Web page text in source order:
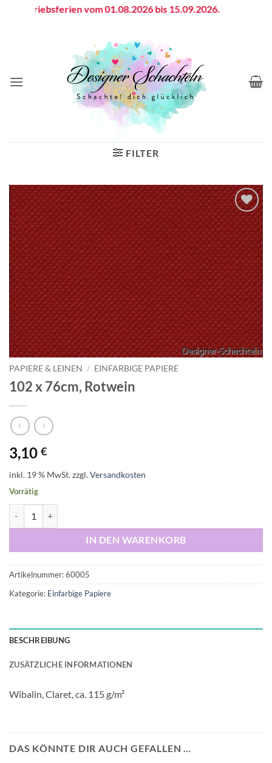
Betriebsferien vom 01.08.2026 bis 15.09.2026.
FILTER
Auf die
Wunschliste
PAPIERE & LEINEN / EINFARBIGE PAPIERE
102 x 76cm, Rotwein
3,10 €
inkl. 19 % MwSt.zzgl.Versandkosten
Vorrätig
IN DEN WARENKORB
Artikelnummer:60005
Kategorie: Einfarbige Papiere
BESCHREIBUNG
ZUSÄTZLICHE INFORMATIONEN
Wibalin, Claret, ca. 115 g/m²
DAS KÖNNTE DIR AUCH GEFALLEN …